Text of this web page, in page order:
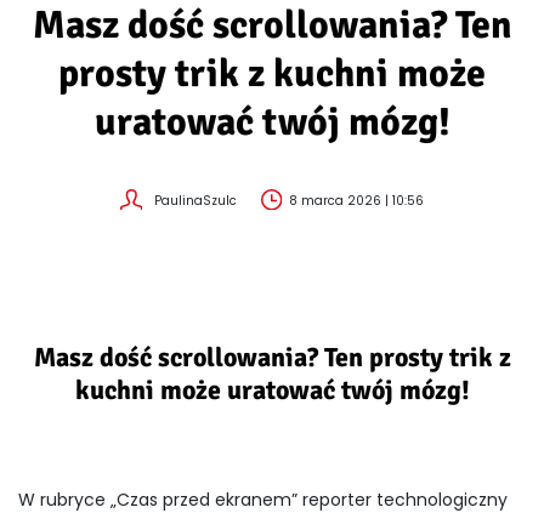
Masz dość scrollowania? Ten
prosty trik z kuchni może
uratować twój mózg!
PaulinaSzulc 8 marca 2026 | 10:56
Masz dość scrollowania? Ten prosty trik z
kuchni może uratować twój mózg!
W rubryce „Czas przed ekranem” reporter technologiczny